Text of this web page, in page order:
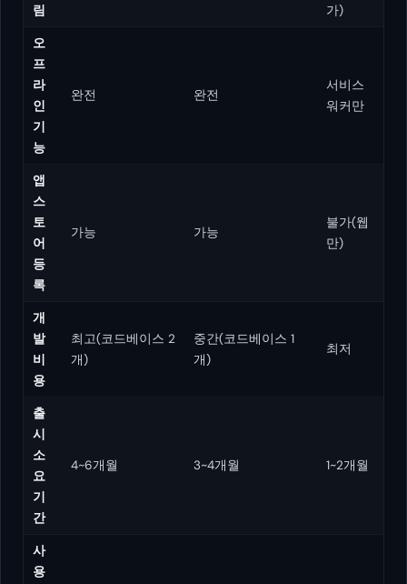
림
가)
오
프
라
인
기
능
완전 완전
서비스
워커만
앱
스
토
어
등
록
가능 가능
불가(웹
만)
개
발
비
용
최고(코드베이스 2
개)
중간(코드베이스 1
개)
최저
출
시
소
요
기
간
4~6개월 3~4개월 1~2개월
사
용